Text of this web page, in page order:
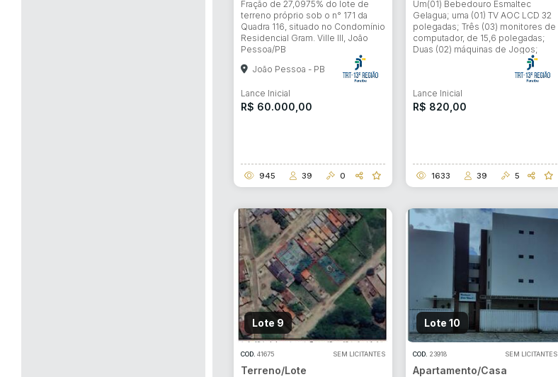
Fração de 27,0975% do lote de
terreno próprio sob o n° 171 da
Quadra 116, situado no Condomínio
Residencial Gram. Ville Ill, João
Pessoa/PB
João Pessoa - PB
Lance Inicial
R$ 60.000,00
945 39 0
Um(01) Bebedouro Esmaltec
Gelagua; uma (01) TV AOC LCD 32
polegadas; Três (03) monitores de
computador, de 15,6 polegadas;
Duas (02) máquinas de Jogos;
Lance Inicial
R$ 820,00
1633 39 5
Lote 9
COD. 41675 SEM LICITANTES
Terreno/Lote
Lote 10
COD. 23918 SEM LICITANTES
Apartamento/Casa